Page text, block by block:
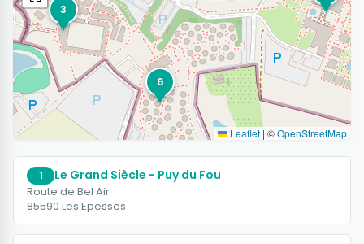
3
6
Leaflet | ©OpenStreetMap
1 Le Grand Siècle - Puy du Fou
Route de Bel Air
85590 Les Epesses